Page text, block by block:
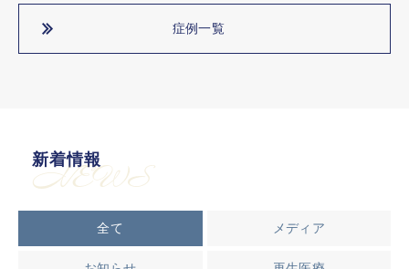
症例一覧
新着情報
NEWS
全て メディア